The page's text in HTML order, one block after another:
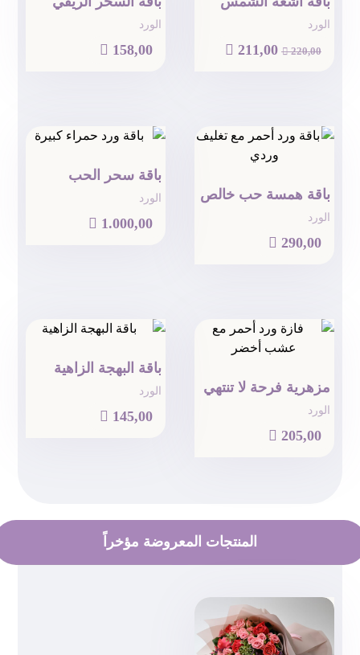
الورد
220,00
 211,00
الورد
 158,00
باقة همسة حب خالص
الورد
 290,00
باقة سحر الحب
الورد
 1.000,00
مزهرية فرحة لا تنتهي
الورد
 205,00
باقة البهجة الزاهية
الورد
 145,00
المنتجات المعروضة مؤخراً